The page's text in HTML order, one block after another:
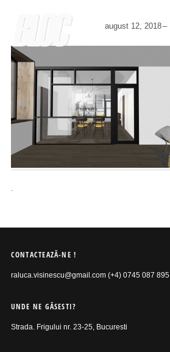
august 12, 2018
.
CONTACTEAZĂ-NE !
raluca.visinescu@gmail.com (+4) 0745 087 895
UNDE NE GĂSESTI?
Strada. Frigului nr. 23-25, Bucuresti